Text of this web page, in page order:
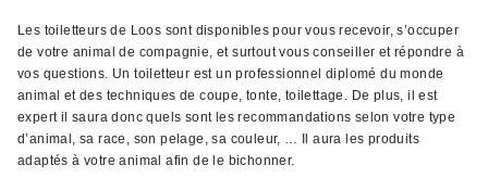
Les toiletteurs de Loos sont disponibles pour vous recevoir, s’occuper
de votre animal de compagnie, et surtout vous conseiller et répondre à
vos questions. Un toiletteur est un professionnel diplomé du monde
animal et des techniques de coupe, tonte, toilettage. De plus, il est
expert il saura donc quels sont les recommandations selon votre type
d’animal, sa race, son pelage, sa couleur, … Il aura les produits
adaptés à votre animal afin de le bichonner.